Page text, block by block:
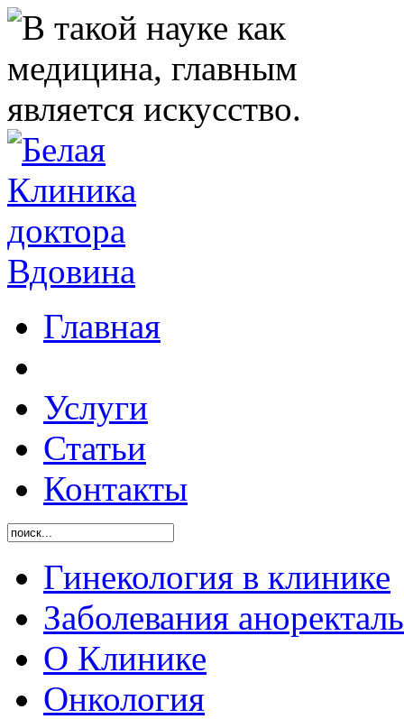
Главная
Услуги
Статьи
Контакты
Гинекология в клинике
Заболевания
O Клинике
Онкология